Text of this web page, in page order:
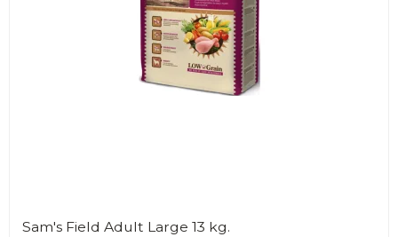
Sam's Field Adult Large 13 kg.